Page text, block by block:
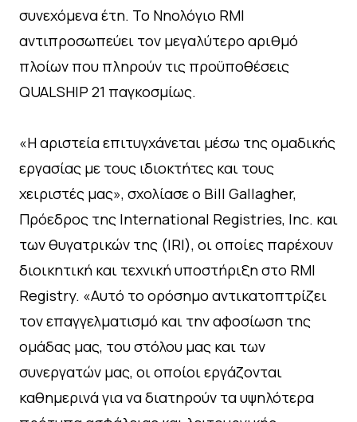
συνεχόμενα έτη. Το Νηολόγιο RMI
αντιπροσωπεύει τον μεγαλύτερο αριθμό
πλοίων που πληρούν τις προϋποθέσεις
QUALSHIP 21 παγκοσμίως.
«Η αριστεία επιτυγχάνεται μέσω της ομαδικής
εργασίας με τους ιδιοκτήτες και τους
χειριστές μας», σχολίασε ο Bill Gallagher,
Πρόεδρος της International Registries, Inc. και
των θυγατρικών της (IRI), οι οποίες παρέχουν
διοικητική και τεχνική υποστήριξη στο RMI
Registry. «Αυτό το ορόσημο αντικατοπτρίζει
τον επαγγελματισμό και την αφοσίωση της
ομάδας μας, του στόλου μας και των
συνεργατών μας, οι οποίοι εργάζονται
καθημερινά για να διατηρούν τα υψηλότερα